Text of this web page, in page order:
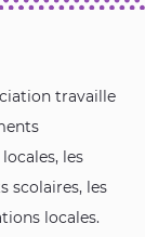
travaille
les
scolaires, les
locales.